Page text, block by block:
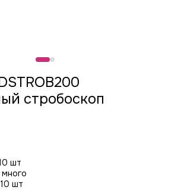
стробоскоп
шт
шт